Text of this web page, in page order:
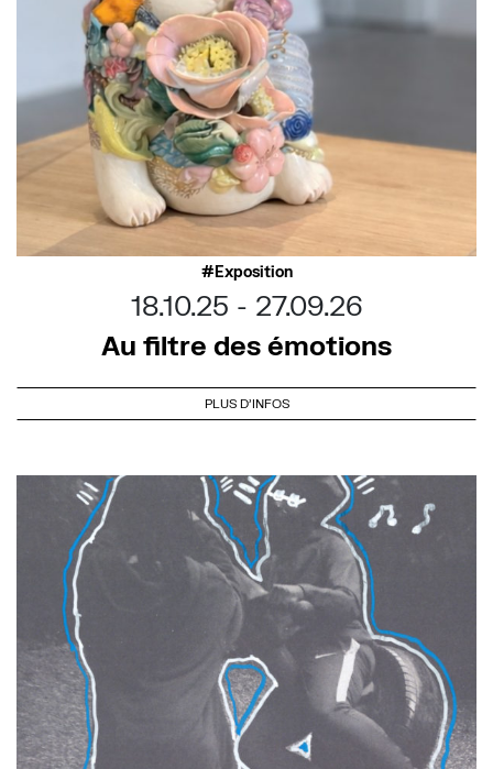
Exposition
18.10.25
27.09.26
Au filtre des émotions
PLUS D'INFOS